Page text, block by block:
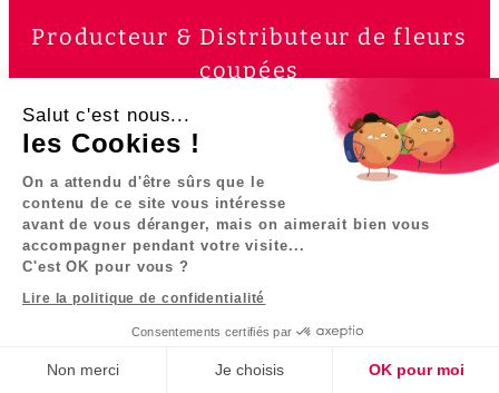
Producteur & Distributeur de fleurs
coupées
Depuis 1958, trois générations se succèdent pour
contribuer au développement du groupe.
Bigot Fleurs
DÉCOUVRIR NOTRE HISTOIRE
NOS PRODUCTIONS
Nos Tulipes
Nos Pivoines
Notre Muguet
Salut c'est nous...
les Cookies !
On a attendu d'être sûrs que le
contenu de ce site vous intéresse
avant de vous déranger, mais on aimerait bien vous
accompagner pendant votre visite...
C'est OK pour vous ?
Lire la politique de confidentialité
Consentements certifiés par
Non merci Je choisis OK pour moi